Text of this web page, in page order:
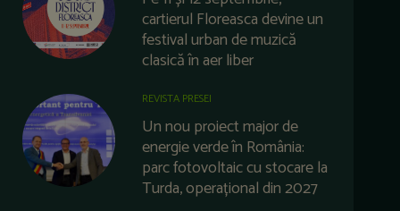
cartierul Floreasca devine un
festival urban de muzică
clasică în aer liber
REVISTA PRESEI
Un nou proiect major de
energie verde în România:
parc fotovoltaic cu stocare la
Turda, operațional din 2027